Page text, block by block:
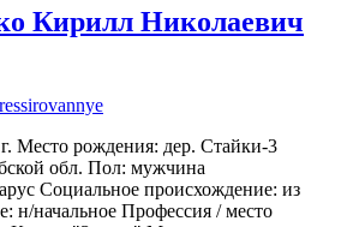
Кирилл Николаевич
Место рождения: дер. Стайки-3
обл. Пол: мужчина
Социальное происхождение: из
н/начальное Профессия / место